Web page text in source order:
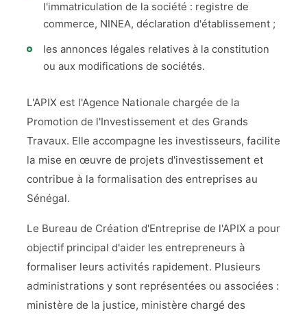
l'immatriculation de la société : registre de
commerce, NINEA, déclaration d'établissement ;
les annonces légales relatives à la constitution
ou aux modifications de sociétés.
L'APIX est l'Agence Nationale chargée de la
Promotion de l'Investissement et des Grands
Travaux. Elle accompagne les investisseurs, facilite
la mise en œuvre de projets d'investissement et
contribue à la formalisation des entreprises au
Sénégal.
Le Bureau de Création d'Entreprise de l'APIX a pour
objectif principal d'aider les entrepreneurs à
formaliser leurs activités rapidement. Plusieurs
administrations y sont représentées ou associées :
ministère de la justice, ministère chargé des